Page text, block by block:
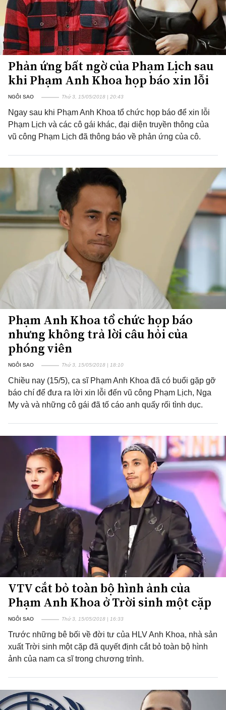
Phản ứng bất ngờ của Phạm Lịch sau
khi Phạm Anh Khoa họp báo xin lỗi
NGÔI SAO Thứ 3, 15/05/2018 | 20:43
Ngay sau khi Phạm Anh Khoa tổ chức họp báo để xin lỗi
Phạm Lịch và các cô gái khác, đại diện truyền thông của
vũ công Phạm Lịch đã thông báo về phản ứng của cô.
Phạm Anh Khoa tổ chức họp báo
nhưng không trả lời câu hỏi của
phóng viên
NGÔI SAO Thứ 3, 15/05/2018 | 18:10
Chiều nay (15/5), ca sĩ Phạm Anh Khoa đã có buổi gặp gỡ
báo chí để đưa ra lời xin lỗi đến vũ công Phạm Lịch, Nga
My và và những cô gái đã tố cáo anh quấy rối tình dục.
VTV cắt bỏ toàn bộ hình ảnh của
Phạm Anh Khoa ở Trời sinh một cặp
NGÔI SAO Thứ 3, 15/05/2018 | 16:33
Trước những bê bối về đời tư của HLV Anh Khoa, nhà sản
xuất Trời sinh một cặp đã quyết định cắt bỏ toàn bộ hình
ảnh của nam ca sĩ trong chương trình.